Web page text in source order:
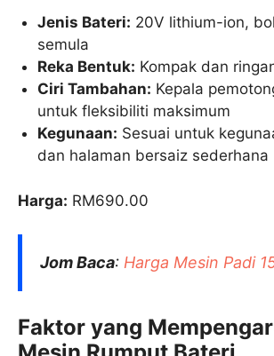
Jenis Bateri: 20V lithium-ion,
semula
Reka Bentuk: Kompak dan
Ciri Tambahan: Kepala
untuk fleksibiliti maksimum
Kegunaan: Sesuai untuk
dan halaman bersaiz sederhana
Harga: RM690.00
Jom Baca: Harga Mesin Padi
Faktor yang